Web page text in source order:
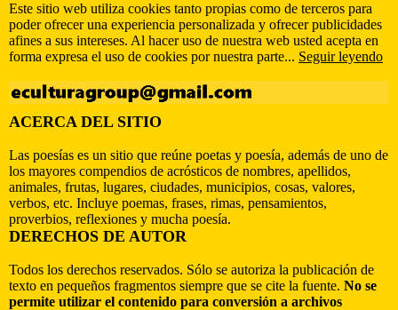
Este sitio web utiliza cookies tanto propias como de terceros para
poder ofrecer una experiencia personalizada y ofrecer publicidades
afines a sus intereses. Al hacer uso de nuestra web usted acepta en
forma expresa el uso de cookies por nuestra parte... Seguir leyendo
ACERCA DEL SITIO
Las poesías es un sitio que reúne poetas y poesía, además de uno de
los mayores compendios de acrósticos de nombres, apellidos,
animales, frutas, lugares, ciudades, municipios, cosas, valores,
verbos, etc. Incluye poemas, frases, rimas, pensamientos,
proverbios, reflexiones y mucha poesía.
DERECHOS DE AUTOR
Todos los derechos reservados. Sólo se autoriza la publicación de
texto en pequeños fragmentos siempre que se cite la fuente. No se
permite utilizar el contenido para conversión a archivos